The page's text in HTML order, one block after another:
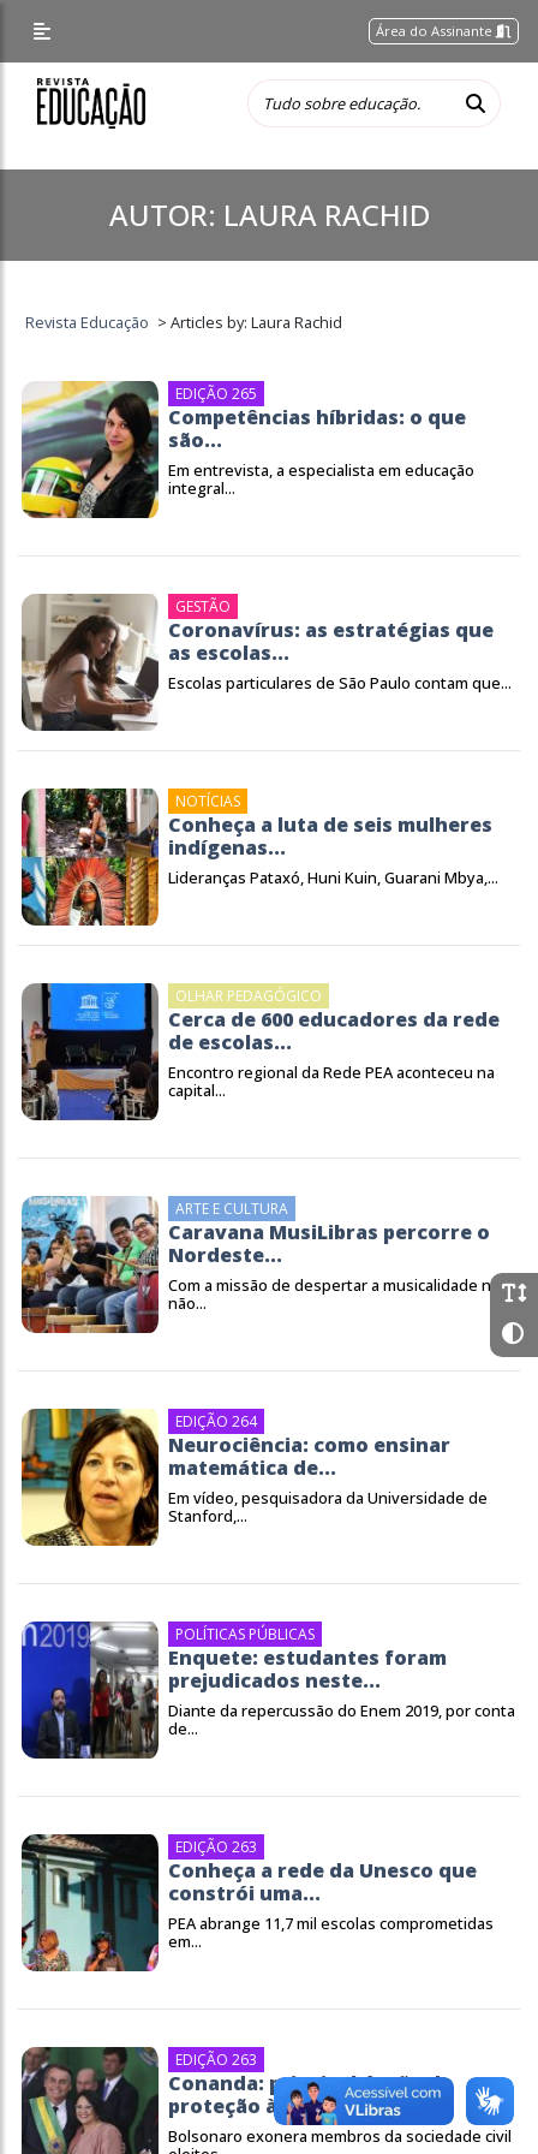
Área do Assinante
AUTOR: LAURA RACHID
Revista Educação > Articles by: Laura Rachid
EDIÇÃO 265
Competências híbridas: o que
são...
Em entrevista, a especialista em educação
integral...
GESTÃO
Coronavírus: as estratégias que
as escolas...
Escolas particulares de São Paulo contam que...
NOTÍCIAS
Conheça a luta de seis mulheres
indígenas...
Lideranças Pataxó, Huni Kuin, Guarani Mbya,...
OLHAR PEDAGÓGICO
Cerca de 600 educadores da rede
de escolas...
Encontro regional da Rede PEA aconteceu na
capital...
ARTE E CULTURA
Caravana MusiLibras percorre o
Nordeste...
Com a missão de despertar a musicalidade nos
não...
EDIÇÃO 264
Neurociência: como ensinar
matemática de...
Em vídeo, pesquisadora da Universidade de
Stanford,...
POLÍTICAS PÚBLICAS
Enquete: estudantes foram
prejudicados neste...
Diante da repercussão do Enem 2019, por conta
de...
EDIÇÃO 263
Conheça a rede da Unesco que
constrói uma...
PEA abrange 11,7 mil escolas comprometidas
em...
EDIÇÃO 263
Conanda: principal órgão de
proteção à...
Bolsonaro exonera membros da sociedade civil